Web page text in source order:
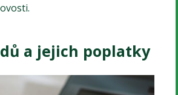
a jejich poplatky